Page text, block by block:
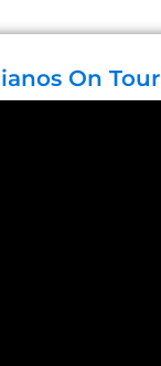
On Tour